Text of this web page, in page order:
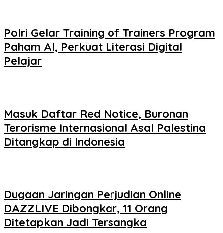
Polri Gelar Training of Trainers Program
Paham AI, Perkuat Literasi Digital
Pelajar
Masuk Daftar Red Notice, Buronan
Terorisme Internasional Asal Palestina
Ditangkap di Indonesia
Dugaan Jaringan Perjudian Online
DAZZLIVE Dibongkar, 11 Orang
Ditetapkan Jadi Tersangka